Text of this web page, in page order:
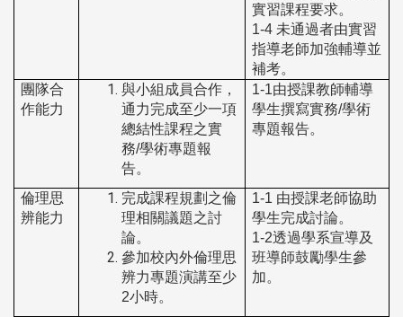
實習課程要求。
1-4 未通過者由實習
指導老師加強輔導並
補考。
團隊合
作能力
與小組成員合作，
通力完成至少一項
總結性課程之實
務/學術專題報
告。
1-1由授課教師輔導
學生撰寫實務/學術
專題報告。
倫理思
辨能力
完成課程規劃之倫
理相關議題之討
論。
參加校內外倫理思
辨力專題演講至少
2小時。
1-1 由授課老師協助
學生完成討論。
1-2透過學系宣導及
班導師鼓勵學生參
加。